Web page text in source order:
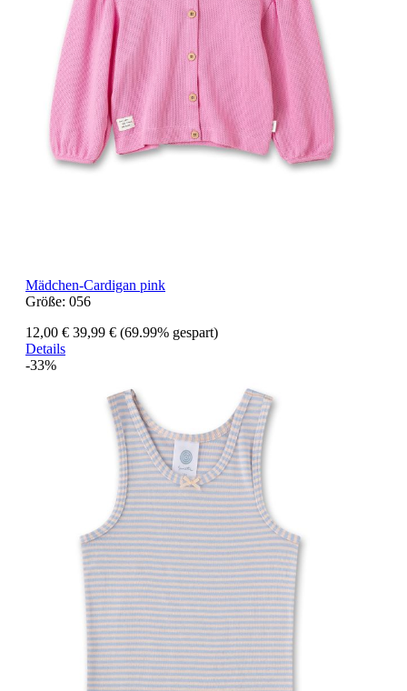
Mädchen-Cardigan pink
Größe: 056
12,00 € 39,99 € (69.99% gespart)
Details
-33%